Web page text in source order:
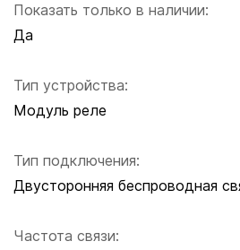
Показать только в наличии:
Да
Тип устройства:
Модуль реле
Тип подключения:
Двусторонняя беспроводная
Частота связи: